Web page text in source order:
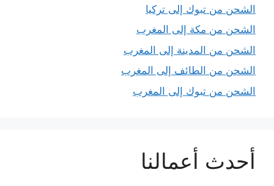
الشحن من تبوك إلى تركيا
الشحن من مكة إلى المغرب
الشحن من المدينة إلى المغرب
الشحن من الطائف إلى المغرب
الشحن من تبوك إلى المغرب
أحدث أعمالنا